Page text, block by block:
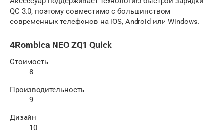
QC 3.0, поэтому совместимо с большинством
современных телефонов на iOS, Android или Windows.
4Rombica NEO ZQ1 Quick
Стоимость
8
Производительность
9
Дизайн
10